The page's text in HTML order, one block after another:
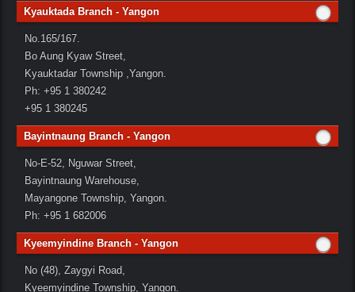
Kyauktada Branch - Yangon
No.165/167.
Bo Aung Kyaw Street,
Kyauktadar Township ,Yangon.
Ph: +95 1 380242
+95 1 380245
Bayintnaung Branch - Yangon
No-E-52, Nguwar Street,
Bayintnaung Warehouse,
Mayangone Township, Yangon.
Ph: +95 1 682006
Kyeemyindine Branch - Yangon
No (48), Zaygyi Road,
Kyeemyindine Township, Yangon.